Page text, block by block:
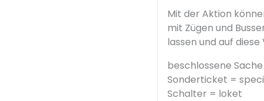
Mit der Aktion
mit Zügen und
lassen und auf
beschlossene
Sonderticket =
Schalter = loket